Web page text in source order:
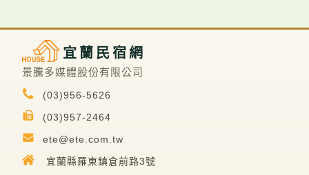
宜蘭民宿網
景騰多媒體股份有限公司
(03)956-5626
(03)957-2464
ete@ete.com.tw
宜蘭縣羅東鎮倉前路3號